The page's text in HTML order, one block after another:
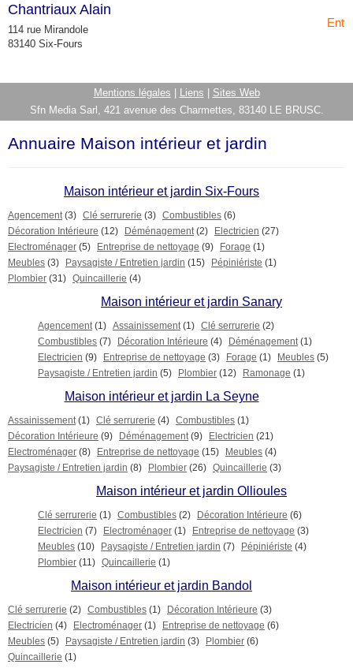
Chantriaux Alain
114 rue Mirandole
83140 Six-Fours
Mentions légales Liens
Sites Web
Sfn Media Sarl, 421 avenue des Charmettes, 83140 LE BRUSC.
Annuaire Maison intérieur et jardin
Maison intérieur et jardin Six-Fours
Agencement (3) Clé serrurerie (3) Combustibles (6)
Décoration Intérieure (12) Déménagement (2) Electricien (27)
Electroménager (5) Entreprise de nettoyage (9) Forage (1)
Meubles (3) Paysagiste / Entretien jardin (15) Pépiniériste (1)
Plombier (31) Quincaillerie (4)
Maison intérieur et jardin Sanary
Agencement (1) Assainissement (1) Clé serrurerie (2)
Combustibles (7) Décoration Intérieure (4) Déménagement (1)
Electricien (9) Entreprise de nettoyage (3) Forage (1) Meubles (5)
Paysagiste / Entretien jardin (5) Plombier (12) Ramonage (1)
Maison intérieur et jardin La Seyne
Assainissement (1) Clé serrurerie (4) Combustibles (1)
Décoration Intérieure (9) Déménagement (9) Electricien (21)
Electroménager (8) Entreprise de nettoyage (15) Meubles (4)
Paysagiste / Entretien jardin (8) Plombier (26) Quincaillerie (3)
Maison intérieur et jardin Ollioules
Clé serrurerie (1) Combustibles (2) Décoration Intérieure (6)
Electricien (7) Electroménager (1) Entreprise de nettoyage (3)
Meubles (10) Paysagiste / Entretien jardin (7) Pépiniériste (4)
Plombier (11) Quincaillerie (1)
Maison intérieur et jardin Bandol
Clé serrurerie (2) Combustibles (1) Décoration Intérieure (3)
Electricien (4) Electroménager (1) Entreprise de nettoyage (6)
Meubles (5) Paysagiste / Entretien jardin (3) Plombier (6)
Quincaillerie (1)